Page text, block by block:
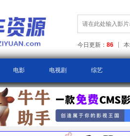
今日更新： 86
电影 电视剧 综艺